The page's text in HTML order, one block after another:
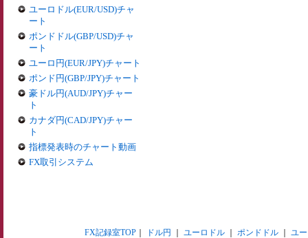
ユーロドル(EUR/USD)チャ
ート
ポンドドル(GBP/USD)チャ
ート
ユーロ円(EUR/JPY)チャート
ポンド円(GBP/JPY)チャート
豪ドル円(AUD/JPY)チャー
ト
カナダ円(CAD/JPY)チャー
ト
指標発表時のチャート動画
FX取引システム
FX記録室TOP｜ ドル円 ユーロドル｜ ポンドドル｜ ユ